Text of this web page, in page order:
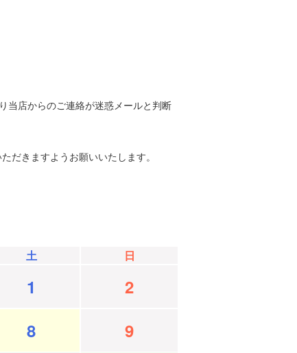
当店からのご連絡が迷惑メールと判断
だきますようお願いいたします。
土 日
1
2
8
9